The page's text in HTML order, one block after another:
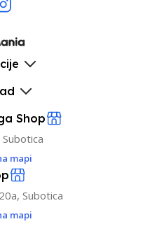
Shop
mapi
Subotica
mapi